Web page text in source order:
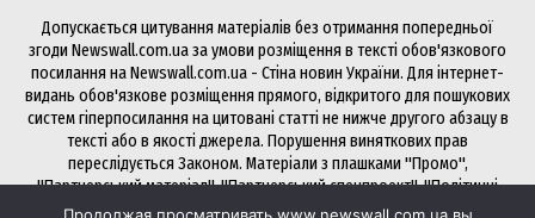
Допускається цитування матеріалів без отримання попередньої
згоди Newswall.com.ua за умови розміщення в тексті обов'язкового
посилання на Newswall.com.ua - Стіна новин України. Для інтернет-
видань обов'язкове розміщення прямого, відкритого для пошукових
систем гіперпосилання на цитовані статті не нижче другого абзацу в
тексті або в якості джерела. Порушення виняткових прав
переслідується Законом. Матеріали з плашками "Промо",
"Партнерський матеріал", "Партнерський спецпроект", "Політичні
новини", "Прес-реліз", "PR", "Офіційно" публікуються на правах